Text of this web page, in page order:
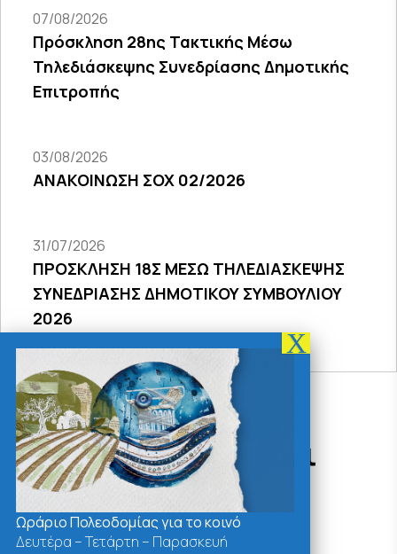
07/08/2026
Πρόσκληση 28ης Τακτικής Μέσω
Τηλεδιάσκεψης Συνεδρίασης Δημοτικής
Επιτροπής
03/08/2026
ΑΝΑΚΟΙΝΩΣΗ ΣΟΧ 02/2026
31/07/2026
ΠΡΟΣΚΛΗΣΗ 18Σ ΜΕΣΩ ΤΗΛΕΔΙΑΣΚΕΨΗΣ
ΣΥΝΕΔΡΙΑΣΗΣ ΔΗΜΟΤΙΚΟΥ ΣΥΜΒΟΥΛΙΟΥ
2026
Δράσεις - Χρήσιμοι
Σύνδεσμοι
Ωράριο Πολεοδομίας για το κοινό
Δευτέρα – Τετάρτη – Παρασκευή